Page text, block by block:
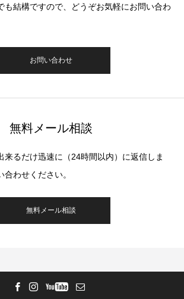
も結構ですので、どうぞお気軽にお問い合わ
お問い合わせ
無料メール相談
来るだけ迅速に（24時間以内）に返信しま
わせください。
無料メール相談